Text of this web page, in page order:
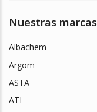
Nuestras marcas
Albachem
Argom
ASTA
ATI